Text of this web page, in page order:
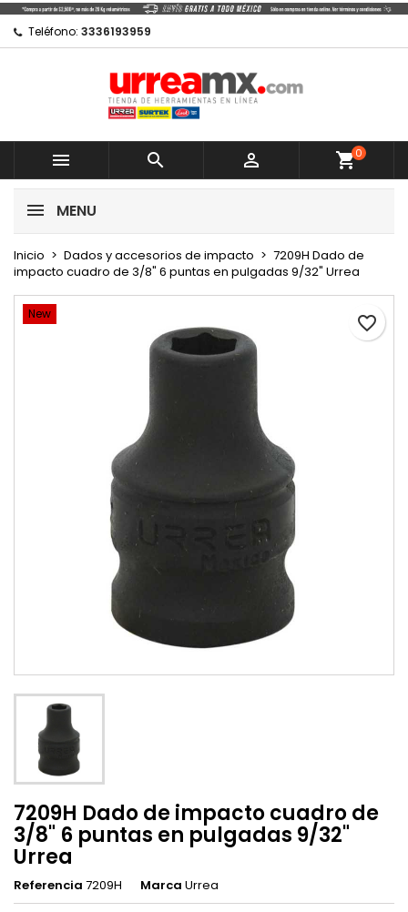
Teléfono: 3336193959
   shopping_cart0
MENU
Inicio Dados y accesorios de impacto
7209H Dado de
impacto cuadro de 3/8" 6 puntas en pulgadas 9/32" Urrea
favorite_border
New
7209H Dado de impacto cuadro de
3/8" 6 puntas en pulgadas 9/32"
Urrea
Referencia 7209H Marca Urrea
Mi lista de regalos
Crear nueva lista
Crear lista de deseos
Nombre de la lista de deseos
Cancelar
Iniciar sesión
Debe iniciar sesión para guardar productos en su
lista de deseos.
Cancelar
Iniciar sesión